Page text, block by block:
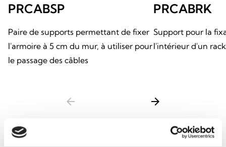
PRCABSP
Paire de supports permettant de fixer
l'armoire à 5 cm du mur, à utiliser pour
le passage des câbles
PRCABRK
Support pour la
l'intérieur d'un rack
arrow_back arrow_forward